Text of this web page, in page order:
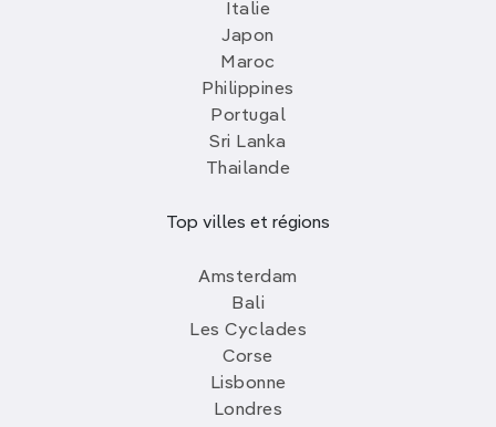
Italie
Japon
Maroc
Philippines
Portugal
Sri Lanka
Thailande
Top villes et régions
Amsterdam
Bali
Les Cyclades
Corse
Lisbonne
Londres